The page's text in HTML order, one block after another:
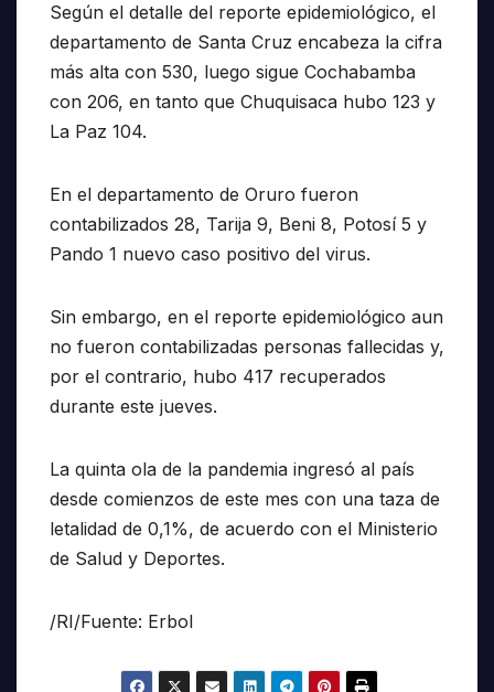
Según el detalle del reporte epidemiológico, el
departamento de Santa Cruz encabeza la cifra
más alta con 530, luego sigue Cochabamba
con 206, en tanto que Chuquisaca hubo 123 y
La Paz 104.
En el departamento de Oruro fueron
contabilizados 28, Tarija 9, Beni 8, Potosí 5 y
Pando 1 nuevo caso positivo del virus.
Sin embargo, en el reporte epidemiológico aun
no fueron contabilizadas personas fallecidas y,
por el contrario, hubo 417 recuperados
durante este jueves.
La quinta ola de la pandemia ingresó al país
desde comienzos de este mes con una taza de
letalidad de 0,1%, de acuerdo con el Ministerio
de Salud y Deportes.
/RI/Fuente: Erbol